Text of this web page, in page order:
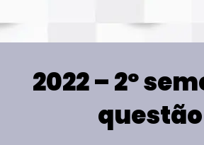
2022 – 2º
questão